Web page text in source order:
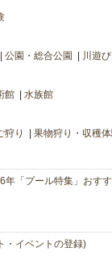
公園・総合公園 川遊び
館 水族館
狩り 果物狩り・収穫
年「プール特集」おす
・イベントの登録)